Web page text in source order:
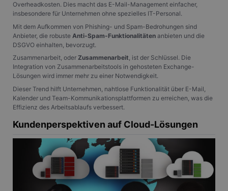
Overheadkosten. Dies macht das E-Mail-Management einfacher,
insbesondere für Unternehmen ohne spezielles IT-Personal.
Mit dem Aufkommen von Phishing- und Spam-Bedrohungen sind
Anbieter, die robuste Anti-Spam-Funktionalitätenanbieten und die
DSGVO einhalten, bevorzugt.
Zusammenarbeit, oder Zusammenarbeit, ist der Schlüssel. Die
Integration von Zusammenarbeitstools in gehosteten Exchange-
Lösungen wird immer mehr zu einer Notwendigkeit.
Dieser Trend hilft Unternehmen, nahtlose Funktionalität über E-Mail,
Kalender und Team-Kommunikationsplattformen zu erreichen, was die
Effizienz des Arbeitsablaufs verbessert.
Kundenperspektiven auf Cloud-Lösungen